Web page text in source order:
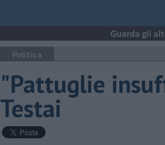
Politica
"Pattuglie
Testai